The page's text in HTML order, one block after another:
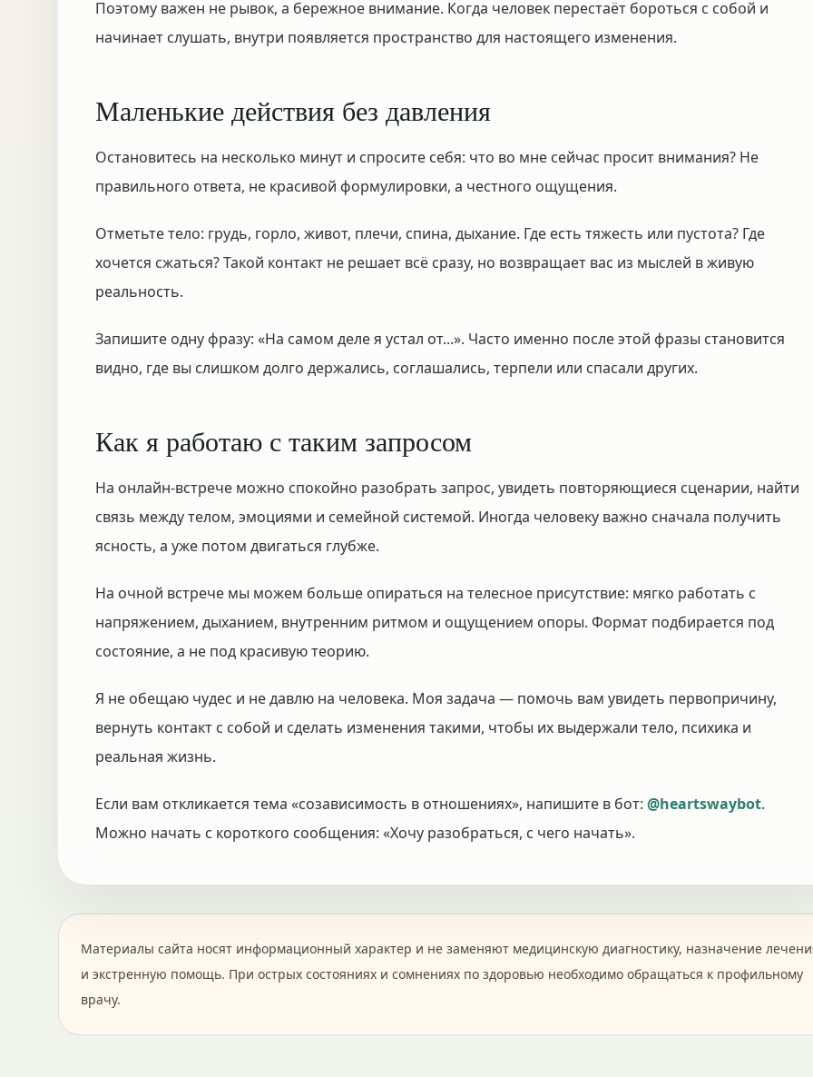
Поэтому важен не рывок, а бережное внимание. Когда человек перестаёт бороться с собой и
начинает слушать, внутри появляется пространство для настоящего изменения.
Маленькие действия без давления
Остановитесь на несколько минут и спросите себя: что во мне сейчас просит внимания? Не
правильного ответа, не красивой формулировки, а честного ощущения.
Отметьте тело: грудь, горло, живот, плечи, спина, дыхание. Где есть тяжесть или пустота? Где
хочется сжаться? Такой контакт не решает всё сразу, но возвращает вас из мыслей в живую
реальность.
Запишите одну фразу: «На самом деле я устал от...». Часто именно после этой фразы становится
видно, где вы слишком долго держались, соглашались, терпели или спасали других.
Как я работаю с таким запросом
На онлайн-встрече можно спокойно разобрать запрос, увидеть повторяющиеся сценарии, найти
связь между телом, эмоциями и семейной системой. Иногда человеку важно сначала получить
ясность, а уже потом двигаться глубже.
На очной встрече мы можем больше опираться на телесное присутствие: мягко работать с
напряжением, дыханием, внутренним ритмом и ощущением опоры. Формат подбирается под
состояние, а не под красивую теорию.
Я не обещаю чудес и не давлю на человека. Моя задача — помочь вам увидеть первопричину,
вернуть контакт с собой и сделать изменения такими, чтобы их выдержали тело, психика и
реальная жизнь.
Если вам откликается тема «созависимость в отношениях», напишите в бот: @heartswaybot.
Можно начать с короткого сообщения: «Хочу разобраться, с чего начать».
Материалы сайта носят информационный характер и не заменяют медицинскую диагностику, назначение
и экстренную помощь. При острых состояниях и сомнениях по здоровью необходимо обращаться к профильному
врачу.